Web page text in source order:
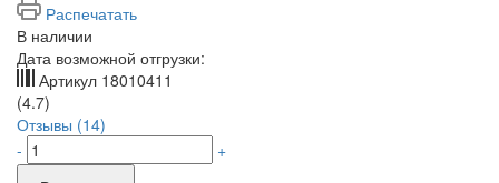
Распечатать
В наличии
Дата возможной отгрузки:
Артикул 18010411
(4.7)
Отзывы (14)
-
+